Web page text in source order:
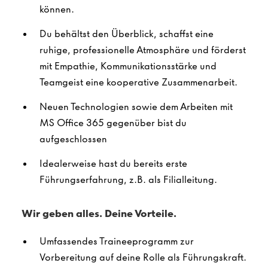
können.
Du behältst den Überblick, schaffst eine
ruhige, professionelle Atmosphäre und förderst
mit Empathie, Kommunikationsstärke und
Teamgeist eine kooperative Zusammenarbeit.
Neuen Technologien sowie dem Arbeiten mit
MS Office 365 gegenüber bist du
aufgeschlossen
Idealerweise hast du bereits erste
Führungserfahrung, z.B. als Filialleitung.
Wir geben alles. Deine Vorteile.
Umfassendes Traineeprogramm zur
Vorbereitung auf deine Rolle als Führungskraft.